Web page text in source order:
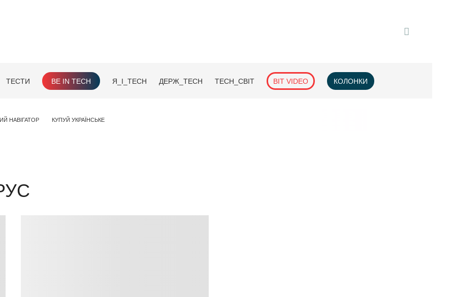
ТЕСТИ BE IN TECH Я_І_TECH ДЕРЖ_TECH TECH_СВІТ BIT VIDEO КОЛОНКИ
НАВІГАТОР КУПУЙ УКРАЇНСЬКЕ